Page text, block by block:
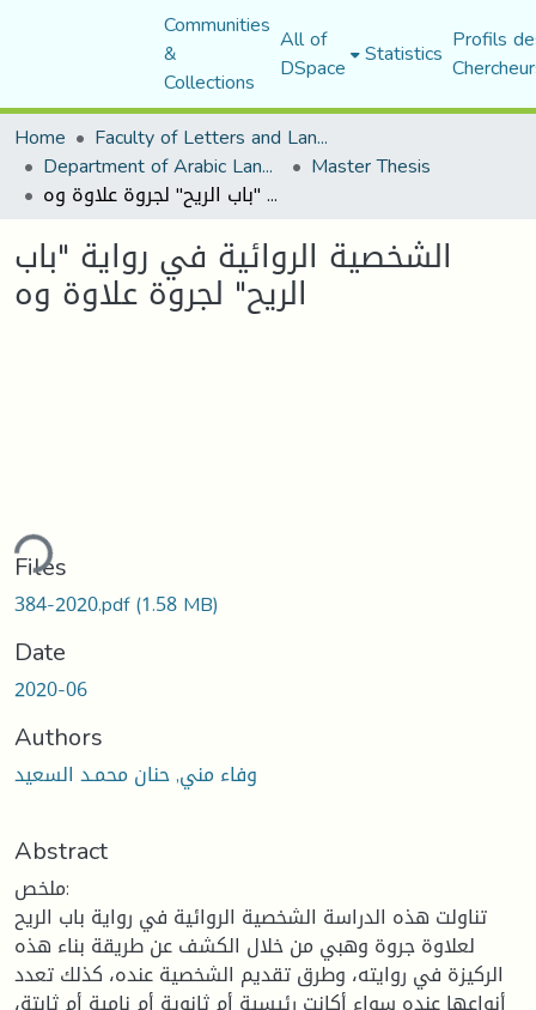
Communities
&
Collections
All of
DSpace Statistics Profils
Home
Faculty of Letters and Languages
Department of Arabic Language and Literature Master Thesis
الشخصية الروائية في رواية "باب الريح" لجروة علاوة وه
الشخصية الروائية في رواية "باب
الريح" لجروة علاوة وه
Files
384-2020.pdf(1.58 MB)
Date
2020-06
Authors
وفاء مني, حنان محمـد السعيد
Abstract
ملخص:
تناولت هذه الدراسة الشخصية الروائية في رواية باب الريح
لعلاوة جروة وهبي من خلال الكشف عن طريقة بناء هذه
الركيزة في روايته، وطرق تقديم الشخصية عنده، كذلك تعدد